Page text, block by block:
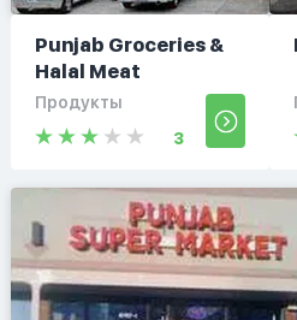
Punjab Groceries &
Halal Meat
Продукты
3